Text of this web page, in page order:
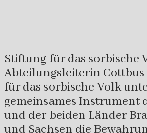
Stiftung für das sorbische
Abteilungsleiterin
für das sorbische Volk
gemeinsames Instrument
und der beiden Länder
und Sachsen die